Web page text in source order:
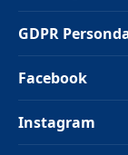
GDPR
Facebook
Instagram